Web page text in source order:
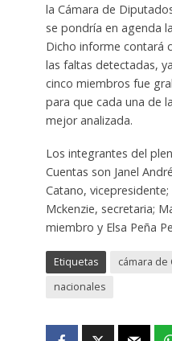
la Cámara de
se pondría en agenda
Dicho informe contará
las faltas detectadas,
cinco miembros fue
para que cada una de
mejor analizada.
Los integrantes del
Cuentas son Janel
Catano,
Mckenzie, secretaria;
miembro y Elsa Peña
Etiquetas cámara de
nacionales